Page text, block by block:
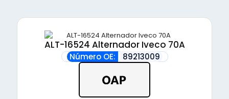
ALT-16524 Alternador Iveco 70A
Número OE: 89213009